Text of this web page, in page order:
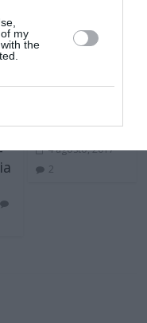
my
the
Horrida
4 agosto, 2017
2